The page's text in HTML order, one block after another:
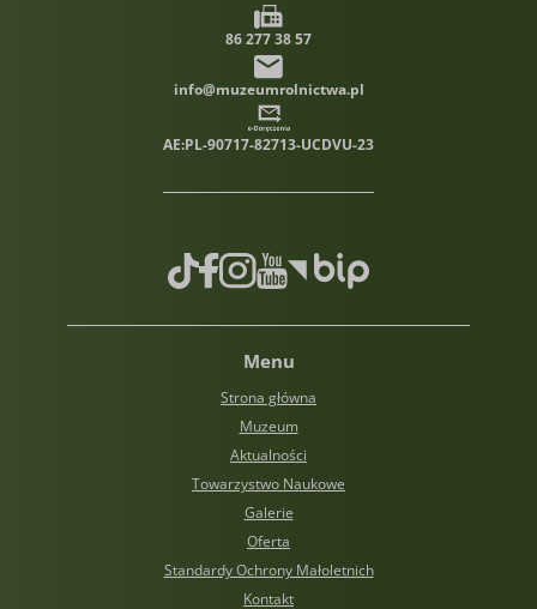
86 277 38 57
info@muzeumrolnictwa.pl
AE:PL-90717-82713-UCDVU-23
TikTokFacebook
Instagram
Youtube
Biuletyn informacji
Menu
Strona główna
Muzeum
Aktualności
Towarzystwo Naukowe
Galerie
Oferta
Standardy Ochrony Małoletnich
Kontakt